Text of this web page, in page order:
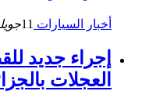
أخبار السيارات 11
إجراء جديد
العجلات